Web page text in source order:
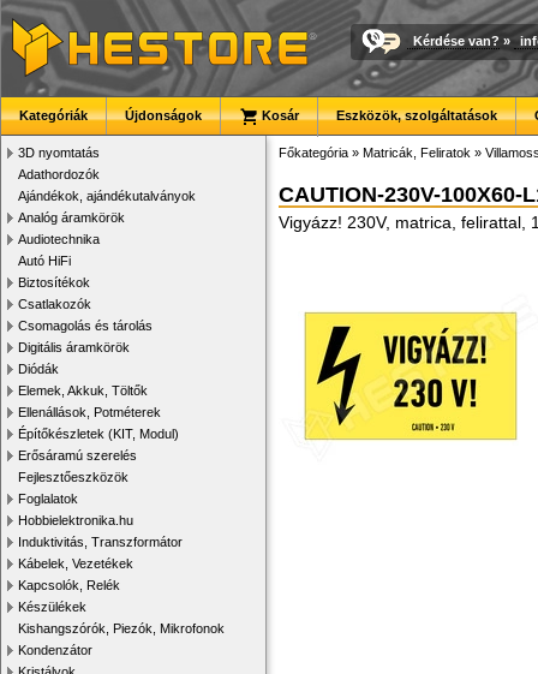
Kérdése van? »
Kategóriák Újdonságok Kosár Eszközök, szolgáltatások
3D nyomtatás
Adathordozók
Ajándékok, ajándékutalványok
Analóg áramkörök
Audiotechnika
Autó HiFi
Biztosítékok
Csatlakozók
Csomagolás és tárolás
Digitális áramkörök
Diódák
Elemek, Akkuk, Töltők
Ellenállások, Potméterek
Építőkészletek (KIT, Modul)
Erősáramú szerelés
Fejlesztőeszközök
Foglalatok
Hobbielektronika.hu
Induktivitás, Transzformátor
Kábelek, Vezetékek
Kapcsolók, Relék
Készülékek
Kishangszórók, Piezók, Mikrofonok
Kondenzátor
Főkategória » Matricák, Feliratok »
CAUTION-230V-100X60-
Vigyázz! 230V, matrica, felirattal,